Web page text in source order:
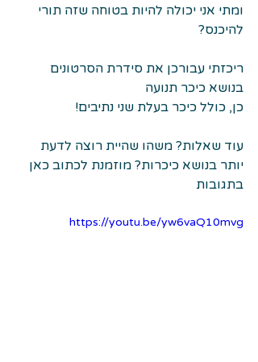
ומתי אני יכולה להיות בטוחה שזה תורי
להיכנס?
ריכזתי עבורכן את סידרת הסרטונים
בנושא כיכר תנועה
כן, כולל כיכר בעלת שני נתיבים!
עוד שאלות? משהו שהיית רוצה לדעת
יותר בנושא כיכרות? מוזמנת לכתוב כאן
בתגובות
https://youtu.be/yw6vaQ10mvg